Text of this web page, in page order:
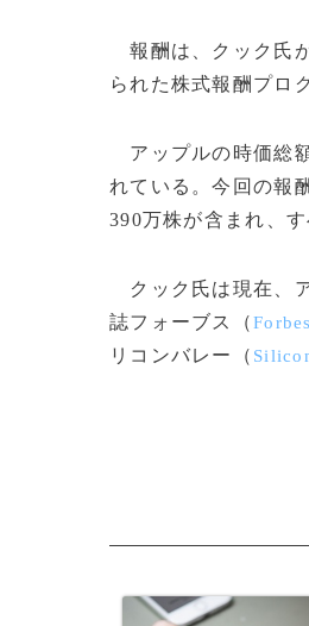
報酬は、クック氏
られた株式報酬プロ
アップルの時価総
れている。今回の報
390万株が含まれ、
クック氏は現在、
誌フォーブス（Forbes
リコンバレー（